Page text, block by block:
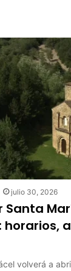
julio 30, 2026
Santa
volverá a